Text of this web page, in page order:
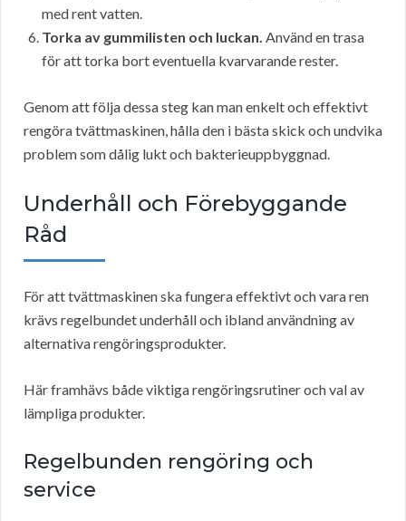
med rent vatten.
Torka av gummilisten och luckan. Använd en trasa
för att torka bort eventuella kvarvarande rester.
Genom att följa dessa steg kan man enkelt och effektivt
rengöra tvättmaskinen, hålla den i bästa skick och undvika
problem som dålig lukt och bakterieuppbyggnad.
Underhåll och Förebyggande
Råd
För att tvättmaskinen ska fungera effektivt och vara ren
krävs regelbundet underhåll och ibland användning av
alternativa rengöringsprodukter.
Här framhävs både viktiga rengöringsrutiner och val av
lämpliga produkter.
Regelbunden rengöring och
service